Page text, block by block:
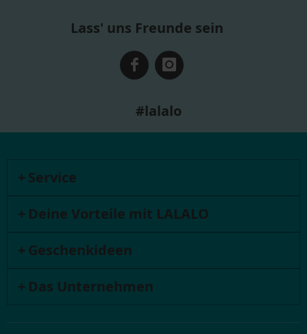
Lass' uns Freunde sein
#lalalo
Service
Deine Vorteile mit LALALO
Geschenkideen
Das Unternehmen